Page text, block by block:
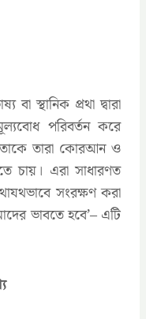
স্থানিক প্রথা দ্বারা
পরিবর্তন করে
তারা কোরআন ও
চায়। এরা সাধারণত
সংরক্ষণ করা
ভাবতে হবে’– এটি